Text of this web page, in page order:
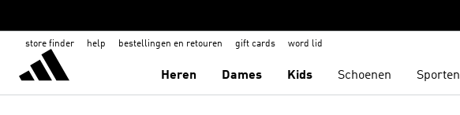
store finder help bestellingen en retouren gift cards word lid
Heren Dames Kids Schoenen Sporten